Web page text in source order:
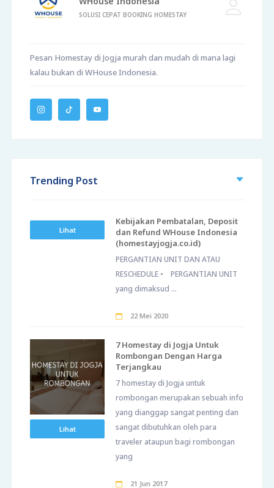
SOLUSI CEPAT BOOKING HOMESTAY
Pesan Homestay di Jogja murah dan mudah di mana lagi
kalau bukan di WHouse Indonesia.
Trending Post
Lihat
Kebijakan Pembatalan, Deposit
dan Refund WHouse Indonesia
(homestayjogja.co.id)
PERGANTIAN UNIT DAN ATAU
RESCHEDULE • PERGANTIAN UNIT
yang dimaksud ...
22 Mei 2020
Lihat
7 Homestay di Jogja Untuk
Rombongan Dengan Harga
Terjangkau
7 homestay di Jogja untuk
rombongan merupakan sebuah info
yang dianggap sangat penting dan
sangat dibutuhkan oleh para
traveler ataupun bagi rombongan
yang
21 Jun 2017